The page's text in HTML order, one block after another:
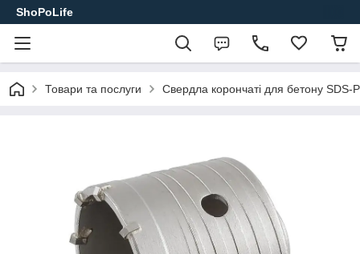
ShoPoLife
Товари та послуги Свердла корончаті для бетону SDS-